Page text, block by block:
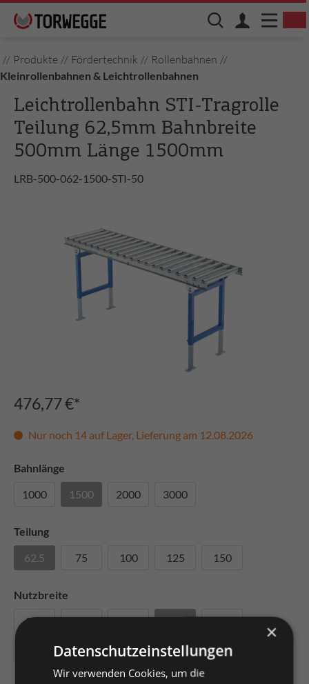
// Produkte // Fördertechnik // Rollenbahnen //
Kleinrollenbahnen & Leichtrollenbahnen
Leichtrollenbahn STI-Tragrolle
Teilung 62,5mm Bahnbreite
500mm Länge 1500mm
LRB-500-062-1500-STI-50
476,77 €*
Nur noch 14 auf Lager, Lieferung am 12.08.2026
Bahnlänge
1000
1500 2000 3000
Teilung
62.5
75 100 125 150
Nutzbreite
200
300 400 500 600 ×
Datenschutzeinstellungen
Wir verwenden Cookies, um die